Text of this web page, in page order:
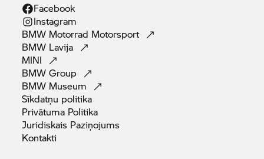
Facebook
Instagram
BMW Motorrad Motorsport
BMW Lavija
MINI
BMWGroup
BMW Museum
Sīkdatņu politika
Privātuma Politika
Juridiskais Paziņojums
Kontakti